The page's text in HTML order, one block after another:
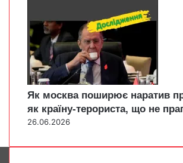
Як москва поширює наратив
як країну-терориста, що не
26.06.2026